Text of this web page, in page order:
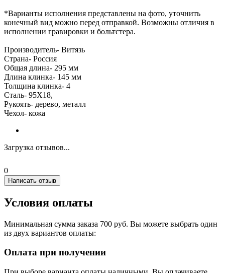
*Варианты исполнения представлены на фото, уточнить
конечный вид можно перед отправкой. Возможны отличия в
исполнении гравировки и больтстера.
Производитель- Витязь
Страна- Россия
Oбщая длина- 295 мм
Длина клинка- 145 мм
Толщина клинка- 4
Сталь- 95Х18,
Рукоять- дерево, металл
Чехол- кожа
Загрузка отзывов...
0
Написать отзыв
Условия оплаты
Минимальная сумма заказа 700 руб. Вы можете выбрать один
из двух вариантов оплаты:
Оплата при получении